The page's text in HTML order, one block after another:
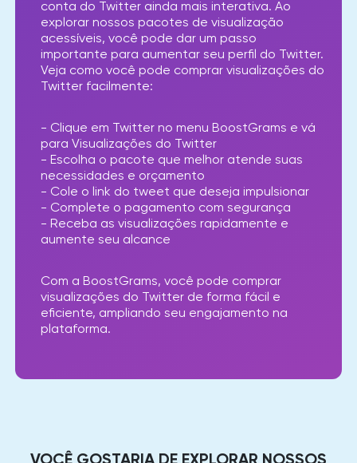
conta do Twitter ainda mais interativa. Ao
explorar nossos pacotes de visualização
acessíveis, você pode dar um passo
importante para aumentar seu perfil do Twitter.
Veja como você pode comprar visualizações do
Twitter facilmente:
- Clique em Twitter no menu BoostGrams e vá
para Visualizações do Twitter
- Escolha o pacote que melhor atende suas
necessidades e orçamento
- Cole o link do tweet que deseja impulsionar
- Complete o pagamento com segurança
- Receba as visualizações rapidamente e
aumente seu alcance
Com a BoostGrams, você pode comprar
visualizações do Twitter de forma fácil e
eficiente, ampliando seu engajamento na
plataforma.